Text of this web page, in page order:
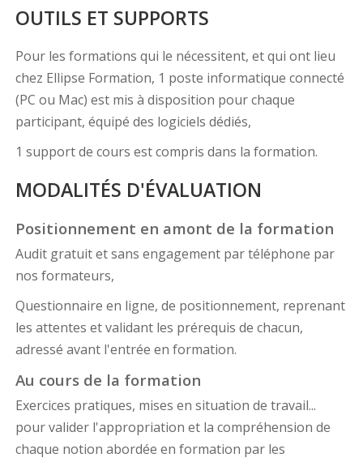
OUTILS ET SUPPORTS
Pour les formations qui le nécessitent, et qui ont lieu
chez Ellipse Formation, 1 poste informatique connecté
(PC ou Mac) est mis à disposition pour chaque
participant, équipé des logiciels dédiés,
1 support de cours est compris dans la formation.
MODALITÉS D'ÉVALUATION
Positionnement en amont de la formation
Audit gratuit et sans engagement par téléphone par
nos formateurs,
Questionnaire en ligne, de positionnement, reprenant
les attentes et validant les prérequis de chacun,
adressé avant l'entrée en formation.
Au cours de la formation
Exercices pratiques, mises en situation de travail...
pour valider l'appropriation et la compréhension de
chaque notion abordée en formation par les